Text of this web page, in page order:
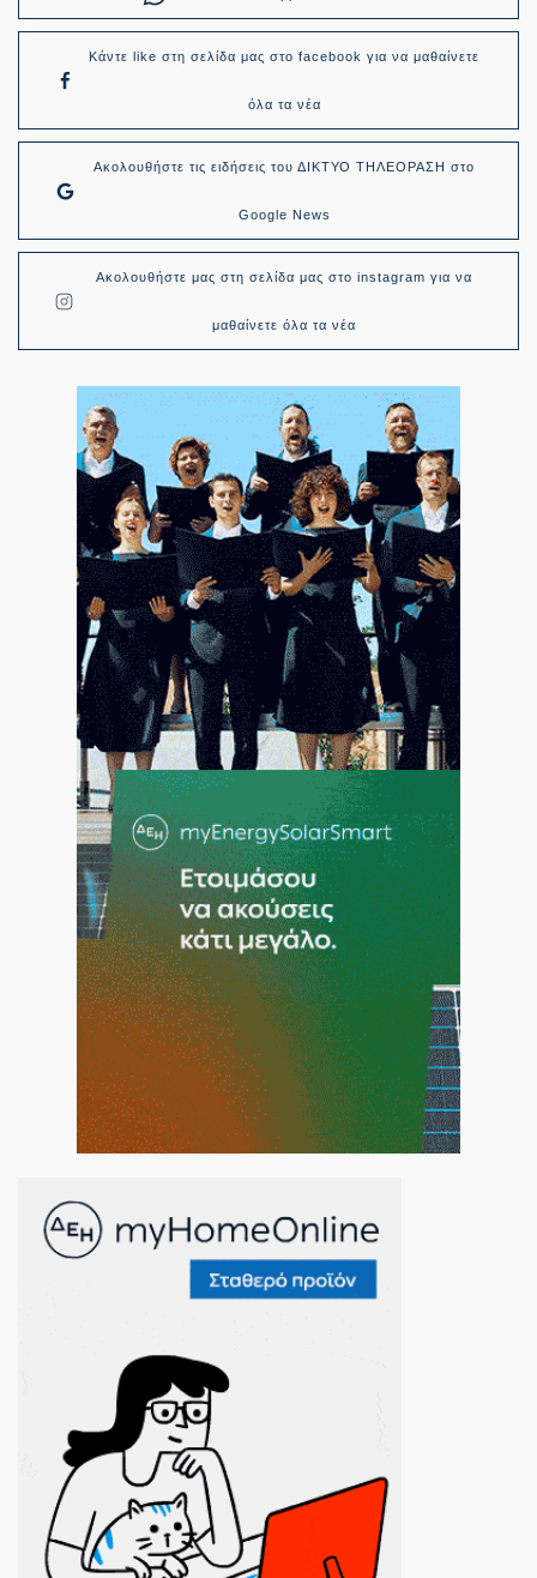
Κάντε like στη σελίδα μας στο facebook για να μαθαίνετε
όλα τα νέα
Ακολουθήστε τις ειδήσεις του ΔΙΚΤΥΟ ΤΗΛΕΟΡΑΣΗ στο
Google News
Ακολουθήστε μας στη σελίδα μας στο instagram για να
μαθαίνετε όλα τα νέα